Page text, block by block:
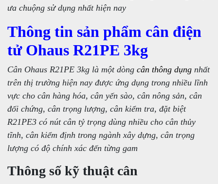
ưa chuộng sử dụng nhất hiện nay
Thông tin sản phẩm cân điện
tử Ohaus R21PE 3kg
Cân Ohaus R21PE 3kg là một dòng cân thông dụng nhất
trên thị trường hiện nay được ứng dụng trong nhiều lĩnh
vực cho cân hàng hóa, cân yến sào, cân nông sản, cân
đối chứng, cân trọng lượng, cân kiểm tra, đặt biệt
R21PE3 có nút cân tỷ trọng dùng nhiều cho cân thủy
tĩnh, cân kiểm định trong ngành xây dựng, cân trọng
lượng có độ chính xác đến từng gam
Thông số kỹ thuật cân